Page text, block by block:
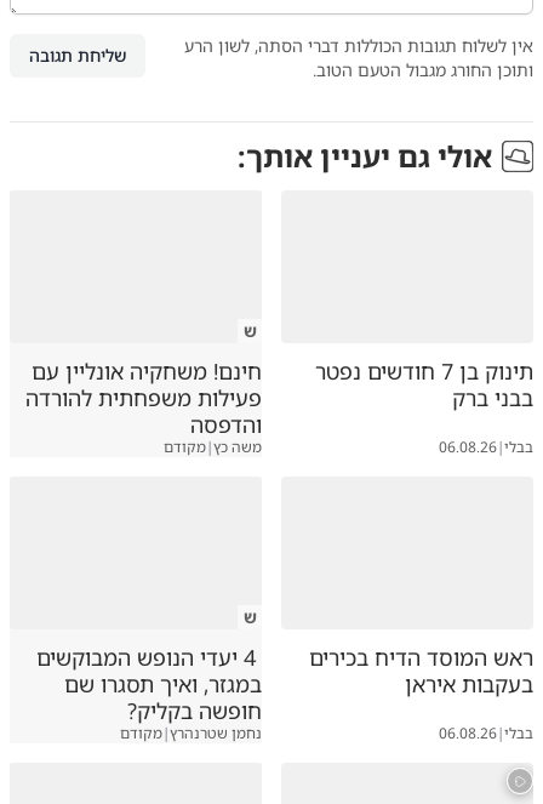
אין לשלוח תגובות הכוללות דברי הסתה, לשון הרע
ותוכן החורג מגבול הטעם הטוב.
שליחת תגובה
אולי גם יעניין אותך:
תינוק בן 7 חודשים נפטר
בבני ברק
בבלי|
06.08.26
ש
חינם! משחקיה אונליין עם
פעילות משפחתית להורדה
והדפסה
משה כץ|מקודם
ראש המוסד הדיח בכירים
בעקבות איראן
בבלי|
06.08.26
ש
4 יעדי הנופש המבוקשים
במגזר, ואיך תסגרו שם
חופשה בקליק?
נחמן שטרנהרץ|מקודם